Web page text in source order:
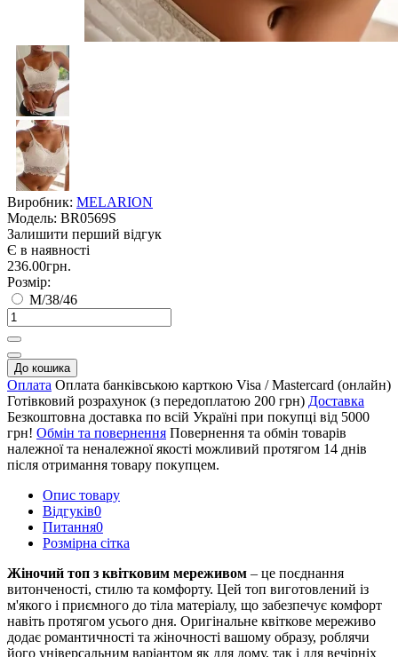
Виробник: MELARION
Модель: BR0569S
Залишити перший відгук
Є в наявності
236.00грн.
Розмір:
M/38/46
До кошика
Оплата Оплата банківською карткою Visa / Mastercard (онлайн)
Готівковий розрахунок (з передоплатою 200 грн) Доставка
Безкоштовна доставка по всій Україні при покупці від 5000
грн! Обмін та повернення Повернення та обмін товарів
належної та неналежної якості можливий протягом 14 днів
після отримання товару покупцем.
Опис товару
Відгуків0
Питання0
Розмірна сітка
Жіночий топ з квітковим мереживом – це поєднання
витонченості, стилю та комфорту. Цей топ виготовлений із
м'якого і приємного до тіла матеріалу, що забезпечує комфорт
навіть протягом усього дня. Оригінальне квіткове мереживо
додає романтичності та жіночності вашому образу, роблячи
його універсальним варіантом як для дому, так і для вечірніх